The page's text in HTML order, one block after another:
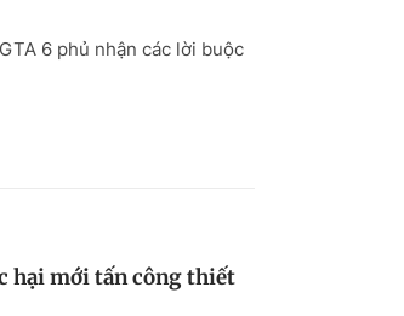
6 phủ nhận các lời buộc
hại mới tấn công thiết